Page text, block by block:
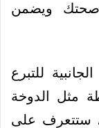
صحتك ويضمن
للتبرع
مثل الدوخة
ستتعرف على